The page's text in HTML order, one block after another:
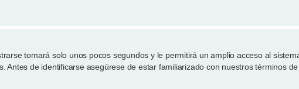
tomará solo unos pocos segundos y le permitirá un amplio acceso al
Antes de identificarse asegúrese de estar familiarizado con nuestros términos